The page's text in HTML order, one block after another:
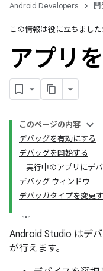
Android Developers 開
この情報は役に立ちました
アプリ
このページの内容
デバッグを有効にする
デバッグを開始する
実行中のアプリにデ
デバッグ ウィンドウ
デバッガタイプを変更
Android Studio はデ
が行えます。